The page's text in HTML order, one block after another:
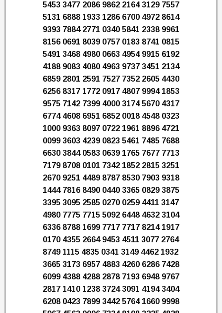
5453 3477 2086 9862 2164 3129 7557
5131 6888 1933 1286 6700 4972 8614
9393 7884 2771 0340 5841 2338 9961
8156 0691 8039 0757 0183 8741 0815
5491 3468 4980 0663 4954 9915 6192
4188 9083 4080 4963 9737 3451 2134
6859 2801 2591 7527 7352 2605 4430
6256 8317 1772 0917 4807 9994 1853
9575 7142 7399 4000 3174 5670 4317
6774 4608 6951 6852 0018 4548 0323
1000 9363 8097 0722 1961 8896 4721
0099 3603 4239 0823 5461 7485 7688
6630 3844 0583 0639 1765 7677 7713
7179 8708 0101 7342 1852 2815 3251
2670 9251 4489 8787 8530 7903 9318
1444 7816 8490 0440 3365 0829 3875
3395 3095 2585 0270 0259 4411 3147
4980 7775 7715 5092 6448 4632 3104
6336 8788 1699 7717 7717 8214 1917
0170 4355 2664 9453 4511 3077 2764
8749 1115 4835 0341 3149 4462 1932
3665 3173 6957 4883 4260 6286 7428
6099 4388 4288 2878 7193 6948 9767
2817 1410 1238 3724 3091 4194 3404
6208 0423 7899 3442 5764 1660 9998